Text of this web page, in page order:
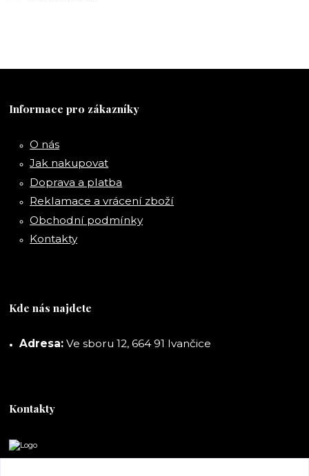
Informace pro zákazníky
O nás
Jak nakupovat
Doprava a platba
Reklamace a vrácení zboží
Obchodní podmínky
Kontakty
Kde nás najdete
Adresa: Ve sboru 12, 664 91 Ivančice
Kontakty